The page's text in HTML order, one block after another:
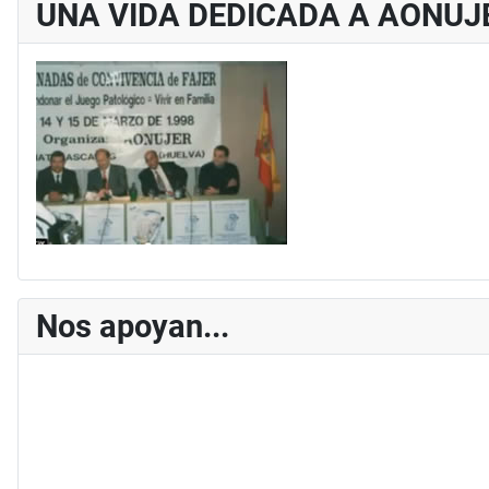
UNA VIDA DEDICADA A
Nos apoyan...